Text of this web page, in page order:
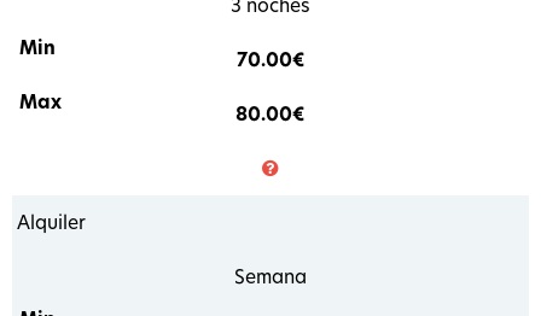
70.00€
80.00€
Alquiler
Semana